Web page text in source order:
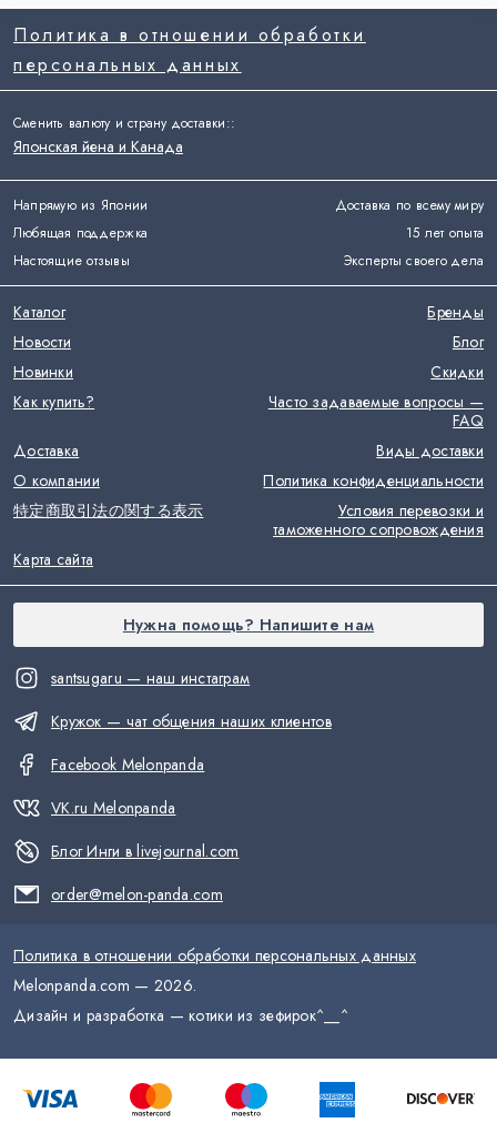
Напрямую из Японии
Доставка по всему миру
Любящая поддержка
15 лет опыта
Настоящие отзывы
Эксперты своего дела
santsugaru — наш инстаграм
Кружок — чат общения наших клиентов
Facebook Melonpanda
VK.ru Melonpanda
Блог Инги в livejournal.com
order@melon-panda.com
Политика в отношении обработки
персональных данных
Каталог
Бренды
Новости
Блог
Новинки
Скидки
Как купить?
Часто задаваемые вопросы —
FAQ
Доставка
Виды доставки
О компании
Политика конфиденциальности
特定商取引法の関する表示
Условия перевозки и
таможенного сопровождения
Карта сайта
Сменить валюту и страну доставки::
Японская йена и Канада
Нужна помощь? Напишите нам
Политика в отношении обработки персональных данных
Melonpanda.com — 2026.
Дизайн и разработка — котики из зефирок^__^